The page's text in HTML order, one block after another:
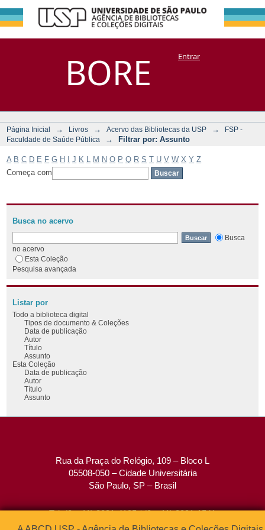
BORE
Filtrar por:
Assunto
DSpace/Manakin + CoriscoEntrar
Página Inicial → Livros → Acervo das Bibliotecas da USP →
FSP -
Faculdade de Saúde Pública
→ Filtrar por: Assunto
A B C D E F G H J K M N O P Q R S T U V W X Y Z
Começa com
Busca no acervo
Busca
no acervo
Esta Coleção
Pesquisa avançada
Listar por
Todo a biblioteca digital
Tipos de documento & Coleções
Data de publicação
Autor
Título
Assunto
Esta Coleção
Data de publicação
Autor
Título
Assunto
Rua da Praça do Relógio, 109 – Bloco L
05508-050 – Cidade Universitária
São Paulo, SP – Brasil
Tel: (0xx11) 3091-4195 / (0xx11) 3091-1541
Fax: (0xx11) 3091-1567